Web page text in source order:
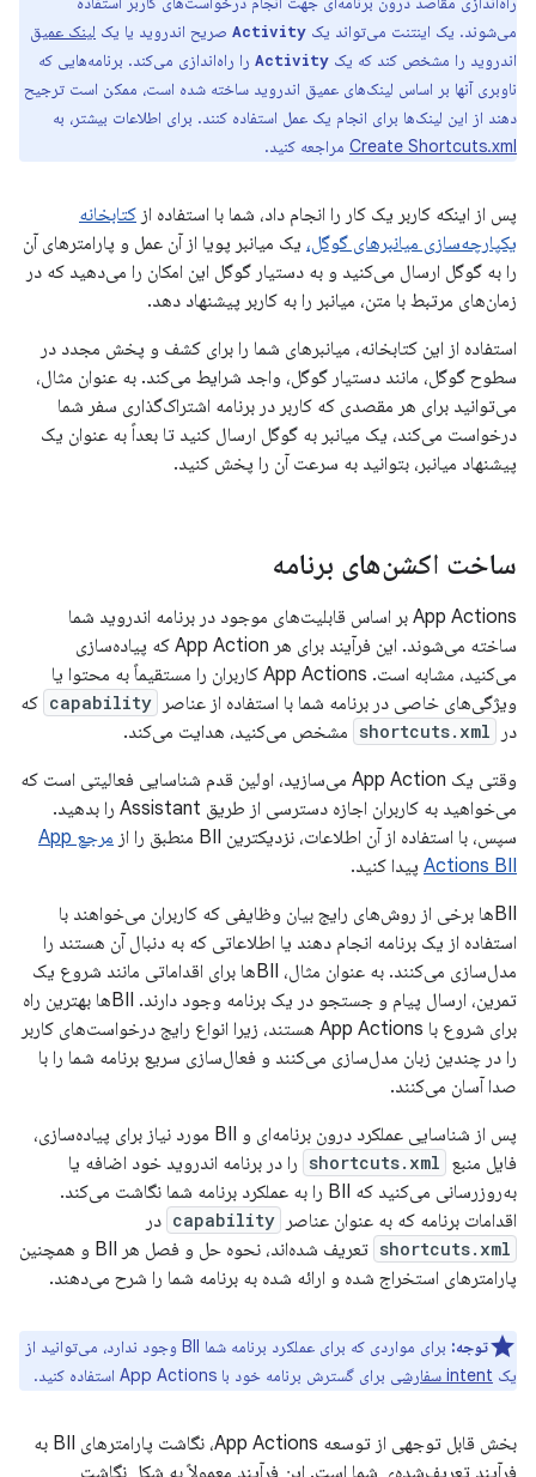
می‌شوند. یک اینتنت می‌تواند یک Activity صریح اندروید یا یک لینک عمیق
اندروید را مشخص کند که یک Activity را راه‌اندازی می‌کند. برنامه‌هایی که
ناوبری آنها بر اساس لینک‌های عمیق اندروید ساخته شده است، ممکن است ترجیح
دهند از این لینک‌ها برای انجام یک عمل استفاده کنند. برای اطلاعات بیشتر، به
Create Shortcuts.xml مراجعه کنید.
پس از اینکه کاربر یک کار را انجام داد، شما با استفاده از کتابخانه
یکپارچه‌سازی میانبرهای گوگل، یک میانبر پویا از آن عمل و پارامترهای آن
را به گوگل ارسال می‌کنید و به دستیار گوگل این امکان را می‌دهید که در
زمان‌های مرتبط با متن، میانبر را به کاربر پیشنهاد دهد.
استفاده از این کتابخانه، میانبرهای شما را برای کشف و پخش مجدد در
سطوح گوگل، مانند دستیار گوگل، واجد شرایط می‌کند. به عنوان مثال،
می‌توانید برای هر مقصدی که کاربر در برنامه اشتراک‌گذاری سفر شما
درخواست می‌کند، یک میانبر به گوگل ارسال کنید تا بعداً به عنوان یک
پیشنهاد میانبر، بتوانید به سرعت آن را پخش کنید.
ساخت اکشن‌های برنامه
App Actions بر اساس قابلیت‌های موجود در برنامه اندروید شما
ساخته می‌شوند. این فرآیند برای هر App Action که پیاده‌سازی
می‌کنید، مشابه است. App Actions کاربران را مستقیماً به محتوا یا
ویژگی‌های خاصی در برنامه شما با استفاده از عناصر
capability که
در
shortcuts.xml مشخص می‌کنید، هدایت می‌کند.
وقتی یک App Action می‌سازید، اولین قدم شناسایی فعالیتی است که
می‌خواهید به کاربران اجازه دسترسی از طریق Assistant را بدهید.
سپس، با استفاده از آن اطلاعات، نزدیکترین BII منطبق را از
مرجع App
Actions BII پیدا کنید.
BIIها برخی از روش‌های رایج بیان وظایفی که کاربران می‌خواهند با
استفاده از یک برنامه انجام دهند یا اطلاعاتی که به دنبال آن هستند را
مدل‌سازی می‌کنند. به عنوان مثال، BIIها برای اقداماتی مانند شروع یک
تمرین، ارسال پیام و جستجو در یک برنامه وجود دارند. BIIها بهترین راه
برای شروع با App Actions هستند، زیرا انواع رایج درخواست‌های کاربر
را در چندین زبان مدل‌سازی می‌کنند و فعال‌سازی سریع برنامه شما را با
صدا آسان می‌کنند.
پس از شناسایی عملکرد درون برنامه‌ای و BII مورد نیاز برای پیاده‌سازی،
فایل منبع shortcuts.xml را در برنامه اندروید خود اضافه یا
به‌روزرسانی می‌کنید که BII را به عملکرد برنامه شما نگاشت می‌کند.
اقدامات برنامه که به عنوان عناصر
capability در
shortcuts.xml
تعریف شده‌اند، نحوه حل و فصل هر BII و همچنین
پارامترهای استخراج شده و ارائه شده به برنامه شما را شرح می‌دهند.
توجه:
برای مواردی که برای عملکرد برنامه شما BII وجود ندارد، می‌توانید از
یک intent سفارشی برای گسترش برنامه خود با App Actions استفاده کنید.
بخش قابل توجهی از توسعه App Actions، نگاشت پارامترهای BII به
فرآیند تعریف‌شده‌ی شما است. این فرآیند معمولاً به شکل نگاشت